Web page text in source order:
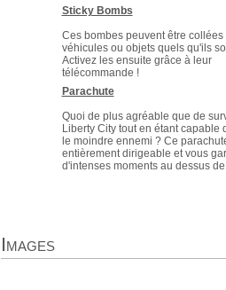
Sticky Bombs
Ces bombes peuvent être collées
véhicules ou objets quels qu'ils
Activez les ensuite grâce à leur
télécommande !
Parachute
Quoi de plus agréable que de
Liberty City tout en étant capable
le moindre ennemi ? Ce
entièrement dirigeable et vous
d'intenses moments au dessus
Images